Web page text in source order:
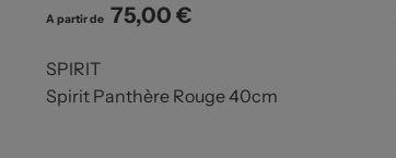
A partir de Prix
75,00 €
SPIRIT
Spirit Panthère Rouge 40cm